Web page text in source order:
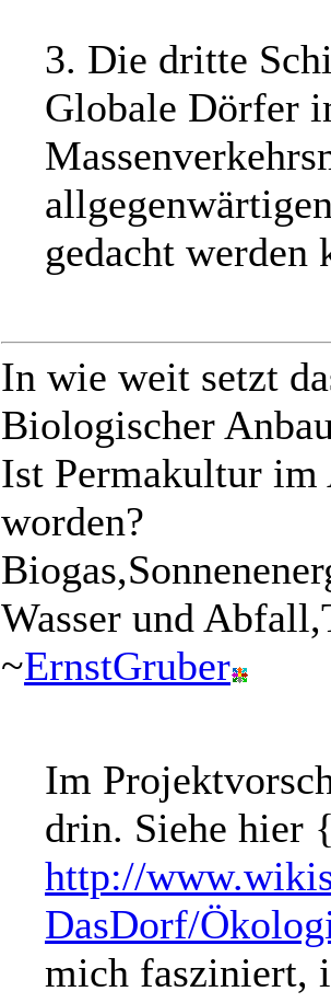
3. Die dritte
Globale Dörfer
gedacht
In wie weit setzt
Biologischer
Ist Permakultur im
worden?
Wasser und
~ErnstGruber
Im
drin. Siehe hier
http://
DasDorf/
mich fasziniert,